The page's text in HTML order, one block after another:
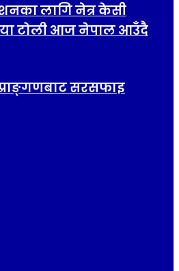
लागि नेत्र केसी
टोली आज नेपाल आउँदै
प्राङ्गणबाट सरसफाइ